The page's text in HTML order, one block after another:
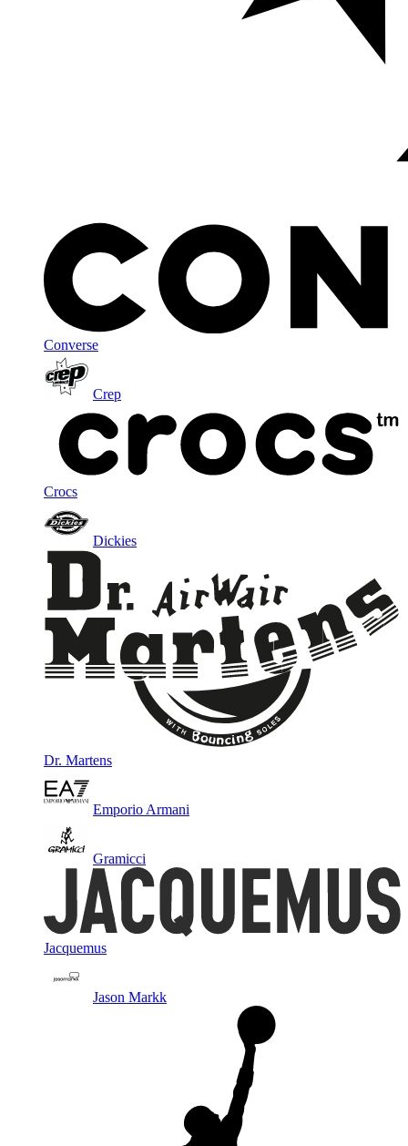
Converse
Crep
Crocs
Dickies
Dr. Martens
Emporio Armani
Gramicci
Jacquemus
Jason Markk